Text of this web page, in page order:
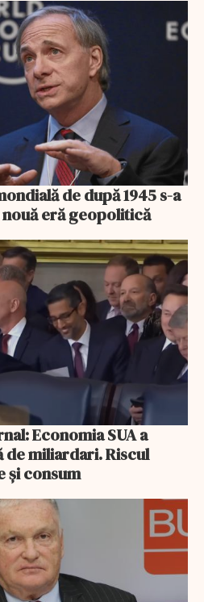
de după 1945 s-a
eră geopolitică
Economia SUA a
miliardari. Riscul
și consum